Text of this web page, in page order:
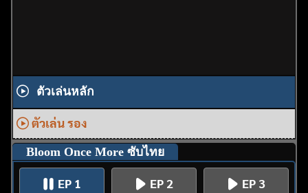
ตัวเล่นหลัก
ตัวเล่น รอง
Bloom Once More ซับไทย
EP 1 EP 2 EP 3